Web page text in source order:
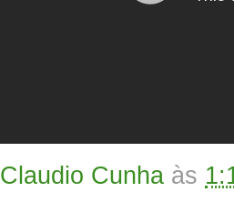
Claudio Cunha às